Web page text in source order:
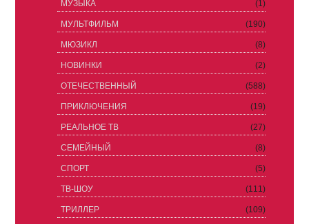
МУЗЫКА (1)
МУЛЬТФИЛЬМ (190)
МЮЗИКЛ (8)
НОВИНКИ (2)
ОТЕЧЕСТВЕННЫЙ (588)
ПРИКЛЮЧЕНИЯ (19)
РЕАЛЬНОЕ ТВ (27)
СЕМЕЙНЫЙ (8)
СПОРТ (5)
ТВ-ШОУ (111)
ТРИЛЛЕР (109)